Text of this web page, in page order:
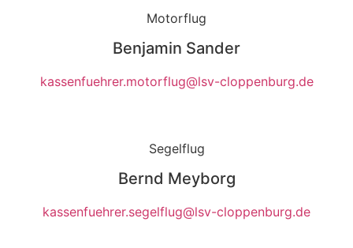
Motorflug
Benjamin Sander
kassenfuehrer.motorflug@lsv-cloppenburg.de
Segelflug
Bernd Meyborg
kassenfuehrer.segelflug@lsv-cloppenburg.de